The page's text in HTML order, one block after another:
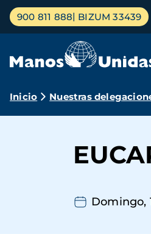
Pasar
contenido
Menú
principal
900 811 888 BIZUM 33439
Ruta
navegación
Inicio Nuestras
Domingo,